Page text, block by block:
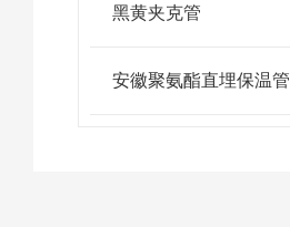
黑黄夹克管
安徽聚氨酯直埋保温管